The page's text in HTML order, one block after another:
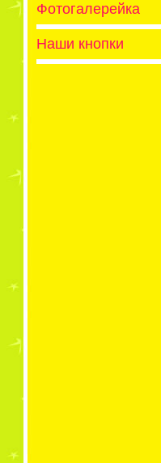
Фотогалерейка
Наши кнопки